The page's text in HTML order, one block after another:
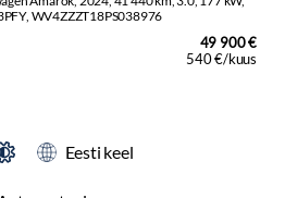
49 900 €
540 €/kuus
Eesti keel